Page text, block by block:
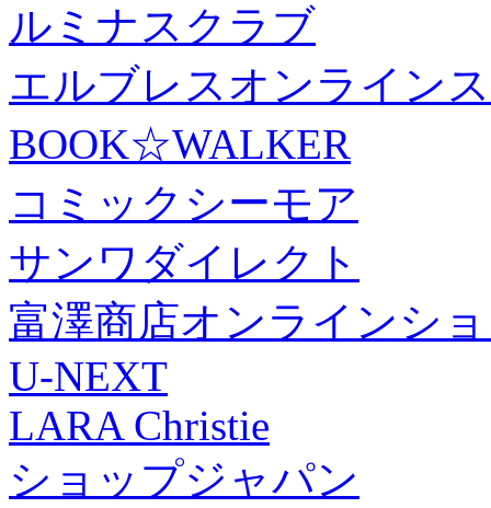
ルミナスクラブ
エルブレスオンライン
BOOK☆WALKER
コミックシーモア
サンワダイレクト
富澤商店オンラインシ
U-NEXT
LARA Christie
ショップジャパン